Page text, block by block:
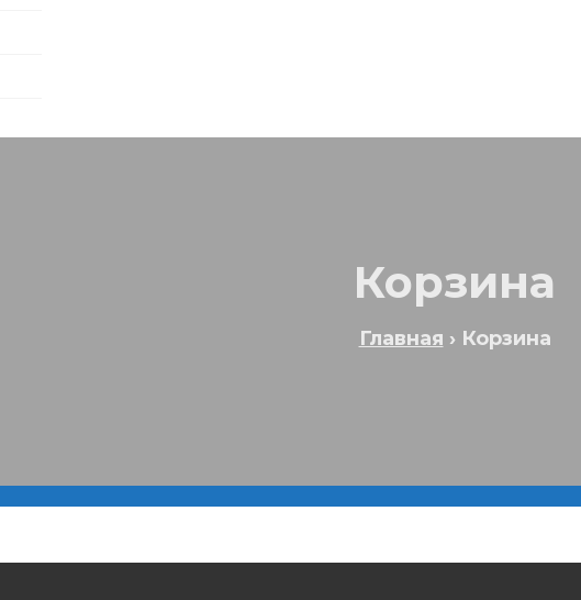
Корзина
Главная › Корзина